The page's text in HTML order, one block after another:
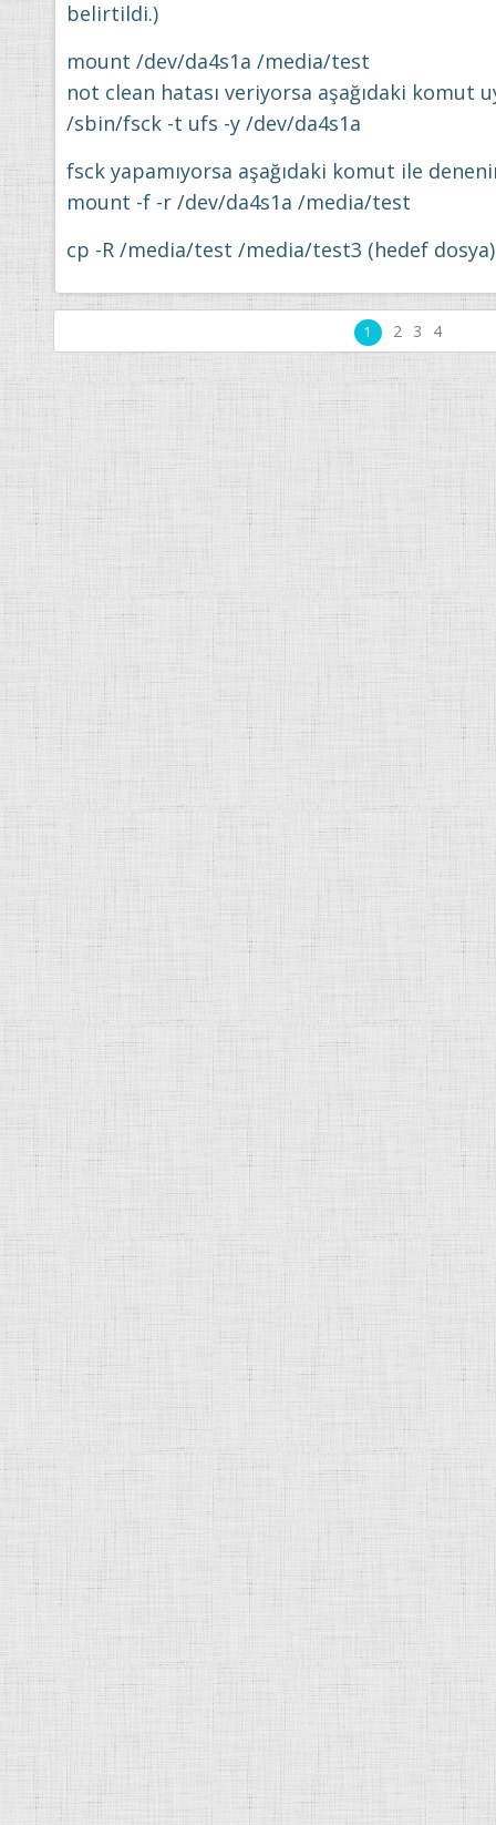
belirtildi.)
mount /dev/da4s1a /media/test
not clean hatası veriyorsa aşağıdaki komut
/sbin/fsck -t ufs -y /dev/da4s1a
fsck yapamıyorsa aşağıdaki komut ile
mount -f -r /dev/da4s1a /media/test
cp -R /media/test /media/test3 (hedef dosya)
1 2 3 4